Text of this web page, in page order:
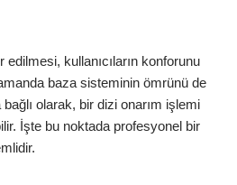
kullanıcıların konforunu
baza sisteminin ömrünü de
olarak, bir dizi onarım işlemi
İşte bu noktada profesyonel bir